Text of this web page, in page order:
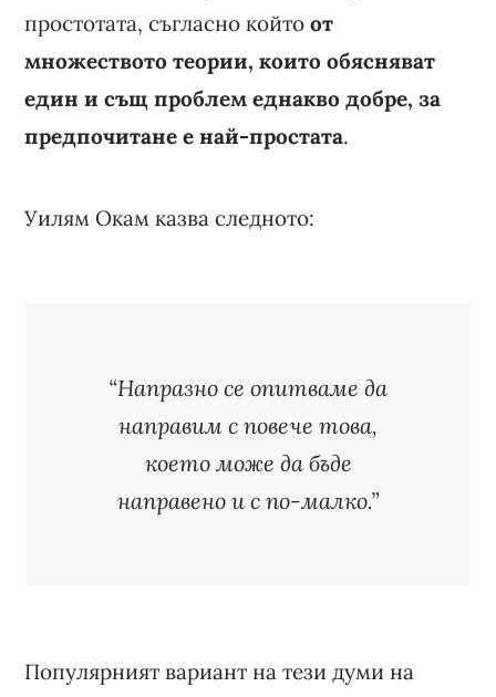
простотата, съгласно койтоот
множеството теории, които обясняват
един и същ проблем еднакво добре, за
предпочитане е най-простата.
Уилям Окам казва следното:
“Напразно се опитваме да
направим с повече това,
което може да бъде
направено и с по-малко.”
Популярният вариант на тези думи на